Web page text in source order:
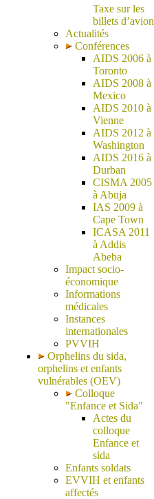
Taxe sur les
billets d’avion
Actualités
Conférences
AIDS 2006 à
Toronto
AIDS 2008 à
Mexico
AIDS 2010 à
Vienne
AIDS 2012 à
Washington
AIDS 2016 à
Durban
CISMA 2005
à Abuja
IAS 2009 à
Cape Town
ICASA 2011
à Addis
Abeba
Impact socio-
économique
Informations
médicales
Instances
internationales
PVVIH
Orphelins du sida,
orphelins et enfants
vulnérables (OEV)
Colloque
"Enfance et Sida"
Actes du
colloque
Enfance et
sida
Enfants soldats
EVVIH et enfants
affectés